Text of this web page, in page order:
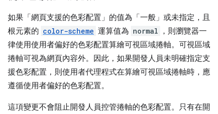
如果「網頁支援的色彩配置」的值為「一般」或未指定，且
根元素的 color-scheme 運算值為 normal
，則瀏覽器一
律使用使用者偏好的色彩配置算繪可視區域捲軸。可視區域
捲軸可視為網頁內容外。因此，如果開發人員未明確指定支
援色彩配置，則使用者代理程式在算繪可視區域捲軸時，應
遵循使用者偏好的色彩配置。
這項變更不會阻止開發人員控管捲軸的色彩配置。只有在開